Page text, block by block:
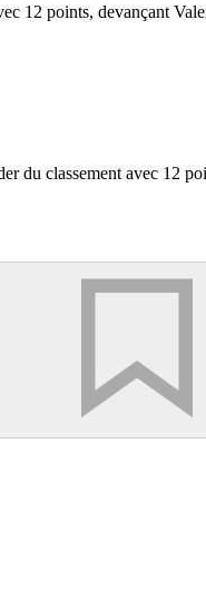
12 points, devançant
du classement avec 12